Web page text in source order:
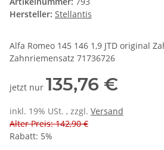
Hersteller: Stellantis
Alfa Romeo 145 146 1,9 JTD original
Zahnriemensatz 71736726
jetzt nur 135,76 €
inkl. 19% USt. , zzgl. Versand
Alter Preis: 142,90 €
Rabatt: 5%